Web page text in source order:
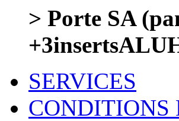
> Porte SA
SERVICES